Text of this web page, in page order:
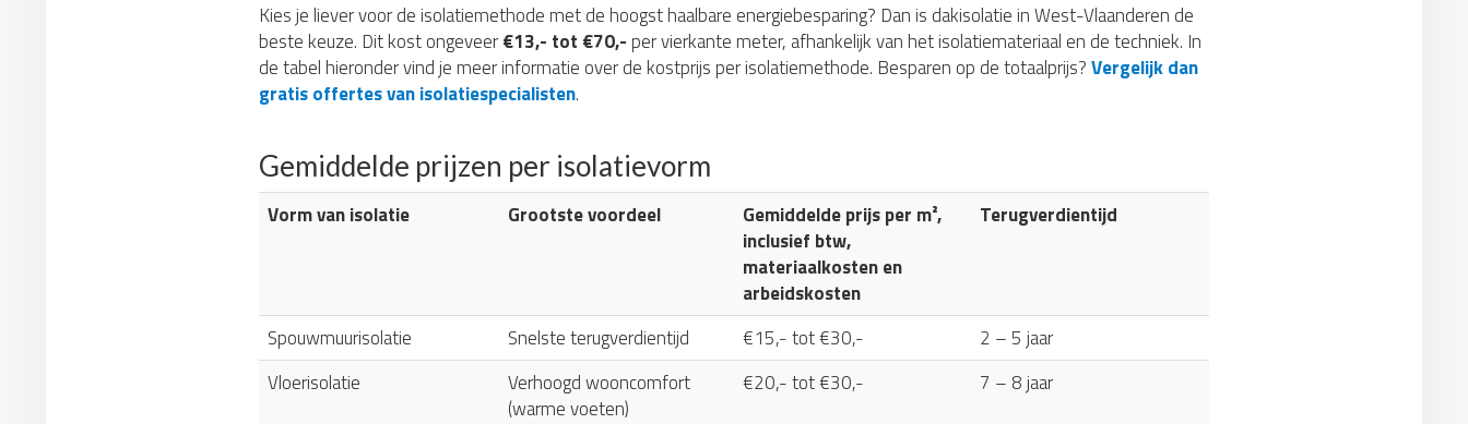
Kies je liever voor de isolatiemethode met de hoogst haalbare energiebesparing? Dan is dakisolatie in West-Vlaanderen de
beste keuze. Dit kost ongeveer€13,- tot €70,- per vierkante meter, afhankelijk van het isolatiemateriaal en de techniek. In
de tabel hieronder vind je meer informatie over de kostprijs per isolatiemethode. Besparen op de totaalprijs?Vergelijk dan
gratis offertes van isolatiespecialisten.
Gemiddelde prijzen per isolatievorm
Vorm van isolatie Grootste voordeel
Gemiddelde prijs per m²,
inclusief btw,
materiaalkosten en
arbeidskosten
Terugverdientijd
Spouwmuurisolatie Snelste terugverdientijd €15,- tot €30,-
2 – 5 jaar
Vloerisolatie
Verhoogd wooncomfort
(warme voeten)
€20,- tot €30,- 7 – 8 jaar